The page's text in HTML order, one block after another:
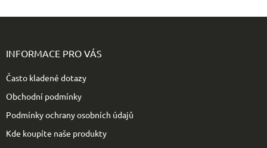
INFORMACE PRO VÁS
Často kladené dotazy
Obchodní podmínky
Podmínky ochrany osobních údajů
Kde koupíte naše produkty